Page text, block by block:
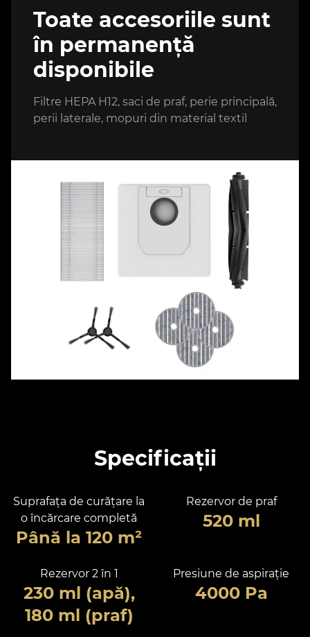
Toate accesoriile sunt
în permanență
disponibile
Filtre HEPA H12, saci de praf, perie principală,
perii laterale, mopuri din material textil
Specificații
Suprafața de curățare la
o încărcare completă
Până la 120 m²
Rezervor de praf
520 ml
Rezervor 2 în 1
230 ml (apă),
180 ml (praf)
Presiune de aspirație
4000 Pa